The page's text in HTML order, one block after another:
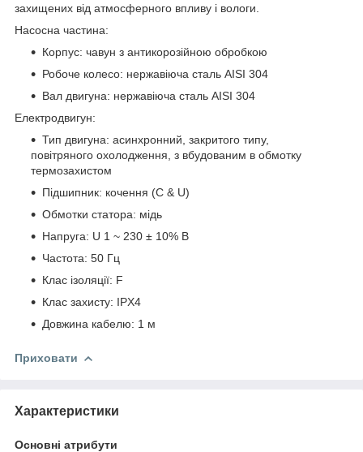
захищених від атмосферного впливу і вологи.
Насосна частина:
Корпус: чавун з антикорозійною обробкою
Робоче колесо: нержавіюча сталь AISI 304
Вал двигуна: нержавіюча сталь AISI 304
Електродвигун:
Тип двигуна: асинхронний, закритого типу,
повітряного охолодження, з вбудованим в обмотку
термозахистом
Підшипник: кочення (C & U)
Обмотки статора: мідь
Напруга: U 1 ~ 230 ± 10% В
Частота: 50 Гц
Клас ізоляції: F
Клас захисту: IPХ4
Довжина кабелю: 1 м
Приховати
Характеристики
Основні атрибути